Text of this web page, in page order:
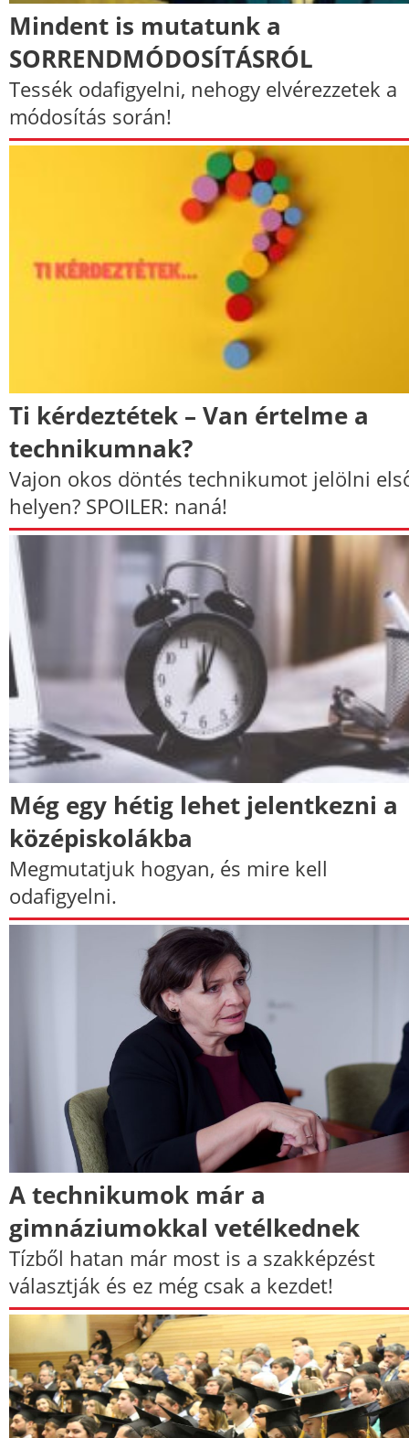
Mindent is mutatunk a
SORRENDMÓDOSÍTÁSRÓL
Tessék odafigyelni, nehogy elvérezzetek a
módosítás során!
Ti kérdeztétek – Van értelme a
technikumnak?
Vajon okos döntés technikumot jelölni
helyen? SPOILER: naná!
Még egy hétig lehet jelentkezni a
középiskolákba
Megmutatjuk hogyan, és mire kell
odafigyelni.
A technikumok már a
gimnáziumokkal vetélkednek
Tízből hatan már most is a szakképzést
választják és ez még csak a kezdet!